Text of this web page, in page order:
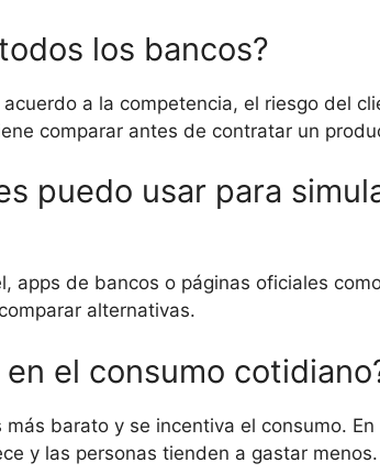
los bancos?
a la competencia, el riesgo del
comparar antes de contratar un
puedo usar para
apps de bancos o páginas oficiales
alternativas.
el consumo
barato y se incentiva el consumo. En
y las personas tienden a gastar menos.